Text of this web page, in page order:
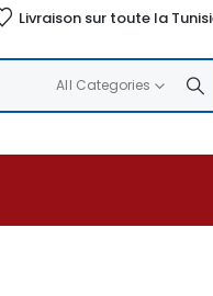
Livraison sur toute la
All Categories